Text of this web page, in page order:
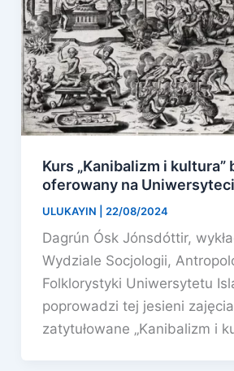
Kurs „Kanibalizm i kultura”
oferowany na
ULUKAYIN 22/08/2024
Dagrún Ósk Jónsdóttir,
Wydziale Socjologii,
Folklorystyki Uniwersytetu
poprowadzi tej jesieni zajęcia
zatytułowane „Kanibalizm i